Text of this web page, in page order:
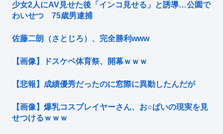
少女2人にAV見せた後「インコ見せる」と誘導…公園で
わいせつ 75歳男逮捕
佐藤二朗（さとじろ）、完全勝利www
【画像】ドスケベ体育祭、開幕ｗｗｗ
【悲報】成績優秀だったのに窓際に異動したんだが
【画像】爆乳コスプレイヤーさん、お○ぱいの現実を見
せつけるｗｗｗ